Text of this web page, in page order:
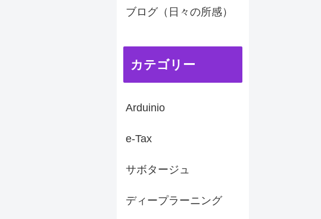
ブログ（日々の所感）
カテゴリー
Arduinio
e-Tax
サボタージュ
ディープラーニング